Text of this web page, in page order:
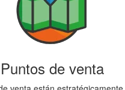
Puntos de venta